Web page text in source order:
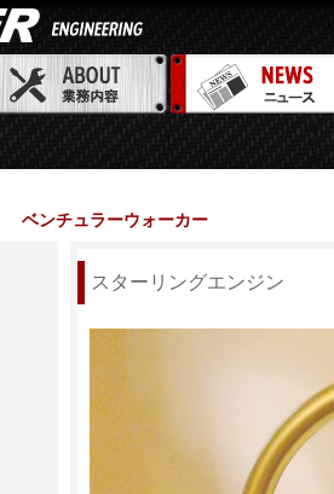
ベンチュラーウォーカー
スターリングエンジン